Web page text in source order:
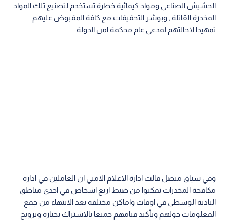
الحشيش الصناعي ومواد كيمائية خطرة تستخدم لتصنيع تلك المواد
المخدرة القاتلة , وبوشر التحقيقات مع كافة المقبوض عليهم
تمهيدا لاحالتهم لمدعي عام محكمة امن الدولة .
وفي سياق متصل قالت ادارة الاعلام الامني ان العاملين في ادارة
مكافحة المخدرات تمكنوا من ضبط اربع اشخاص في احدى مناطق
البادية الوسطى في اوقات واماكن مختلفة بعد الانتهاء من جمع
المعلومات حولهم وتأكيد قيامهم جميعا بالاشتراك بحيازة وترويج